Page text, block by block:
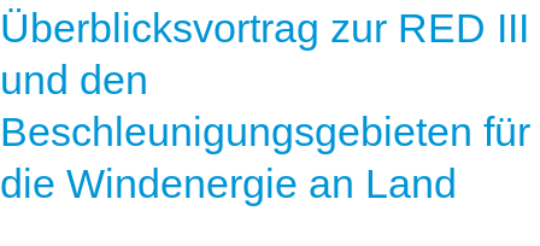
Überblicksvortrag zur RED III
und den
Beschleunigungsgebieten für
die Windenergie an Land